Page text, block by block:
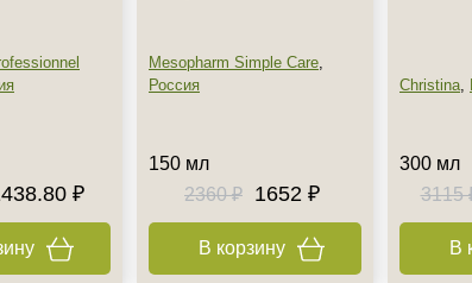
₽
Mesopharm Simple Care,
Россия
150 мл
2360 ₽
1652 ₽
В корзину
Christina,
300 мл
3115
В